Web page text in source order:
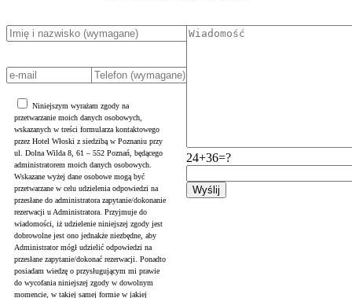
Niniejszym wyrażam zgody na
przetwarzanie moich danych osobowych,
wskazanych w treści formularza kontaktowego
przez Hotel Włoski z siedzibą w Poznaniu przy
ul. Dolna Wilda 8, 61 – 552 Poznań, będącego
administratorem moich danych osobowych.
Wskazane wyżej dane osobowe mogą być
przetwarzane w celu udzielenia odpowiedzi na
przesłane do administratora zapytanie/dokonanie
rezerwacji u Administratora. Przyjmuje do
wiadomości, iż udzielenie niniejszej zgody jest
dobrowolne jest ono jednakże niezbędne, aby
Administrator mógł udzielić odpowiedzi na
przesłane zapytanie/dokonać rezerwacji. Ponadto
posiadam wiedzę o przysługującym mi prawie
do wycofania niniejszej zgody w dowolnym
momencie, w takiej samej formie w jakiej
24+36=?